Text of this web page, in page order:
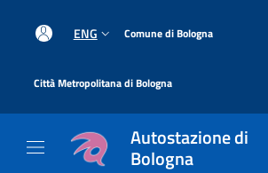
ENG Comune di Bologna
Città Metropolitana di Bologna
Autostazione di
Bologna